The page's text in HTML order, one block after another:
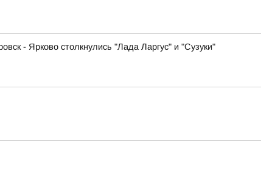
- Ярково столкнулись "Лада Ларгус" и "Сузуки"